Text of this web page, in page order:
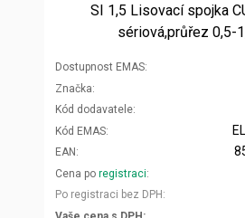
SI 1,5 Lisovací spojka
sériová,průřez 0,5-
Dostupnost EMAS
Značka
Kód dodavatele
Kód EMAS
EAN
Cena po registraci
Po registraci bez DPH